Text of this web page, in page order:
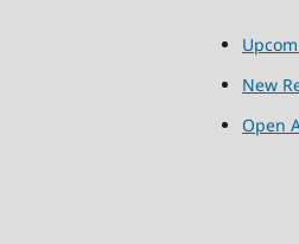
New
Open